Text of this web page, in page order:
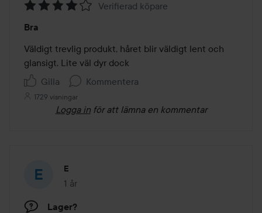
4
av
5
Verifierad köpare
Bra
Väldigt trevlig produkt, håret blir väldigt lent och
glansigt. Lite väl dyr dock
Gilla
Kommentera
1729 visningar
Logga in för att lämna en kommentar
E
1 år
Inlägget skapades 1 år
Lager?